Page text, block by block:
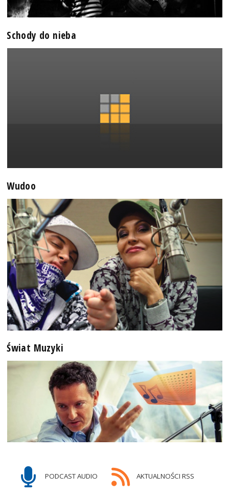
Schody do nieba
Wudoo
Świat Muzyki
PODCAST AUDIO AKTUALNOŚCI RSS